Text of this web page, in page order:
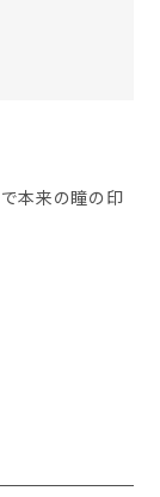
本来の瞳の印